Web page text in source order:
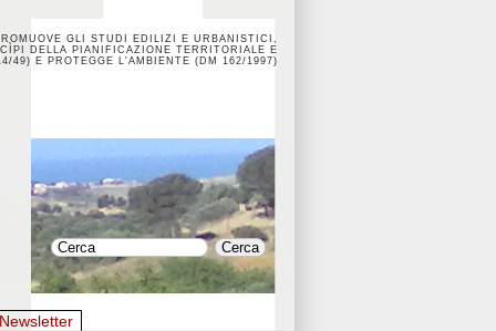
GLI STUDI EDILIZI E URBANISTICI,
DELLA PIANIFICAZIONE TERRITORIALE E
49) E PROTEGGE L'AMBIENTE (DM 162/1997)
Newsletter